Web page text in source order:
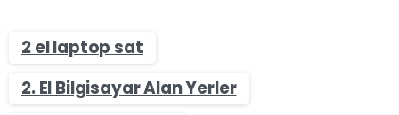
2 el laptop sat
2. El Bilgisayar Alan Yerler